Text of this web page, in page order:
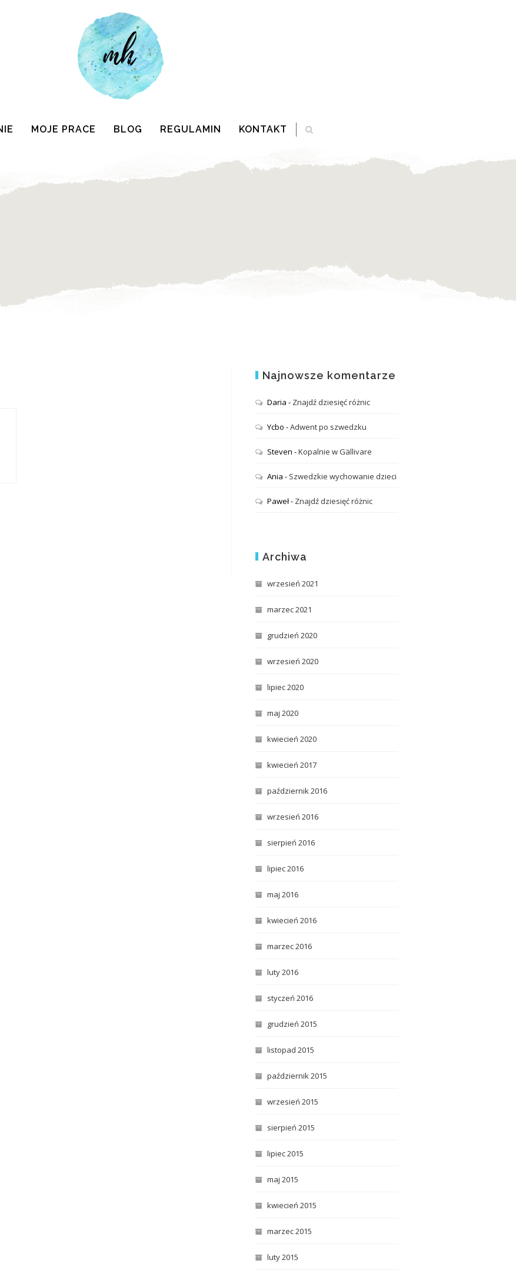
MOJE PRACE BLOG REGULAMIN KONTAKT
Najnowsze komentarze
Daria - Znajdź dziesięć różnic
Ycbo -Adwent po szwedzku
Steven -Kopalnie w Gällivare
Ania - Szwedzkie wychowanie dzieci
Paweł- Znajdź dziesięć różnic
Archiwa
wrzesień 2021
marzec 2021
grudzień 2020
wrzesień 2020
lipiec 2020
maj 2020
kwiecień 2020
kwiecień 2017
październik 2016
wrzesień 2016
sierpień 2016
lipiec 2016
maj 2016
kwiecień 2016
marzec 2016
luty 2016
styczeń 2016
grudzień 2015
listopad 2015
październik 2015
wrzesień 2015
sierpień 2015
lipiec 2015
maj 2015
kwiecień 2015
marzec 2015
luty 2015